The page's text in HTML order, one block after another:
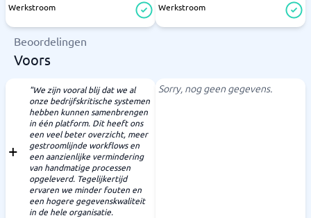
Werkstroom Werkstroom
Beoordelingen
Voors
"We zijn vooral blij dat we al
onze bedrijfskritische systemen
hebben kunnen samenbrengen
in één platform. Dit heeft ons
een veel beter overzicht, meer
gestroomlijnde workflows en
een aanzienlijke vermindering
van handmatige processen
opgeleverd. Tegelijkertijd
ervaren we minder fouten en
een hogere gegevenskwaliteit
in de hele organisatie.
Sorry, nog geen gegevens.